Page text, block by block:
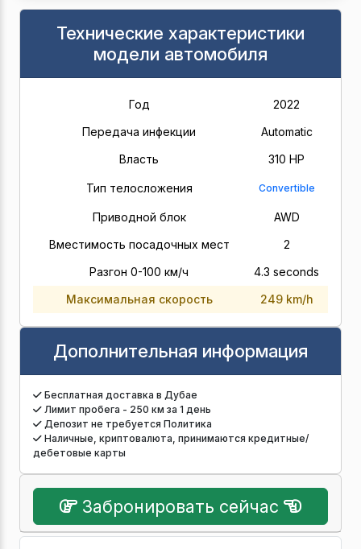
Технические характеристики
модели автомобиля
Год
2022
Передача инфекции
Automatic
Власть
310 HP
Тип телосложения Convertible
Приводной блок
AWD
Вместимость посадочных мест
2
Разгон 0-100 км/ч
4.3 seconds
Максимальная скорость
249 km/h
Дополнительная информация
Бесплатная доставка в Дубае
Лимит пробега - 250 км за 1 день
Депозит не требуется Политика
Наличные, криптовалюта, принимаются кредитные/
дебетовые карты
Забронировать сейчас